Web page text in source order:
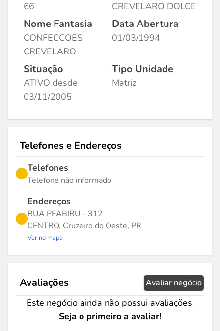
66
CREVELARO DOLCE
Nome Fantasia
CONFECCOES
CREVELARO
Data Abertura
01/03/1994
Situação
ATIVO desde
03/11/2005
Tipo Unidade
Matriz
Telefones e Endereços
Telefones
Telefone não informado
Endereços
RUA PEABIRU - 312
CENTRO, Cruzeiro do Oeste, PR
Ver no mapa
Avaliações Avaliar negócio
Este negócio ainda não possui avaliações.
Seja o primeiro a avaliar!